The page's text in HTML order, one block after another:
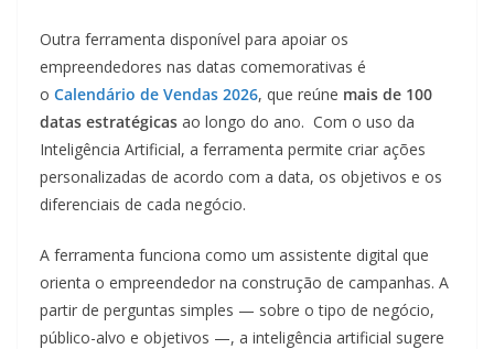
Outra ferramenta disponível para apoiar os
empreendedores nas datas comemorativas é
o Calendário de Vendas 2026, que reúne mais de 100
datas estratégicas ao longo do ano. Com o uso da
Inteligência Artificial, a ferramenta permite criar ações
personalizadas de acordo com a data, os objetivos e os
diferenciais de cada negócio.
A ferramenta funciona como um assistente digital que
orienta o empreendedor na construção de campanhas. A
partir de perguntas simples — sobre o tipo de negócio,
público-alvo e objetivos —, a inteligência artificial sugere